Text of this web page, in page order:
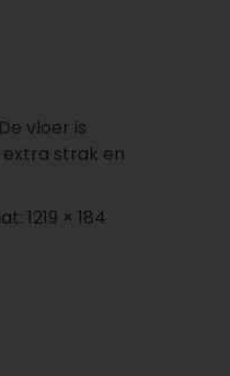
vloer is
strak en
1219 × 184